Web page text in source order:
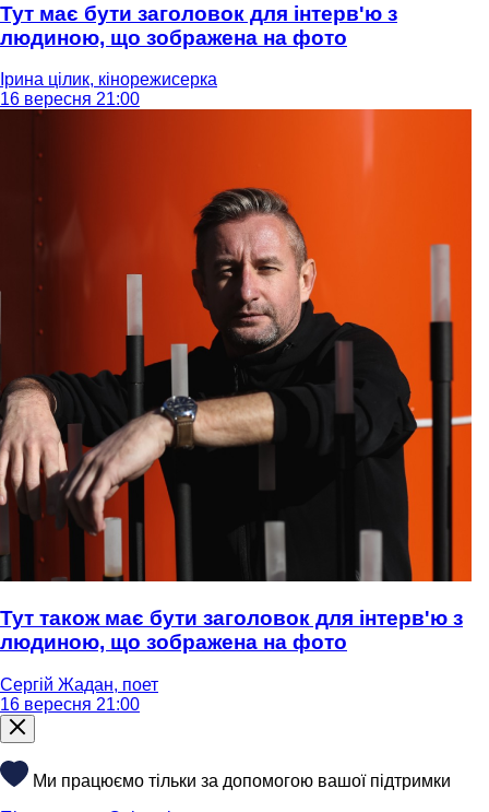
Тут має бути заголовок для інтерв'ю з
людиною, що зображена на фото
Ірина цілик, кінорежисерка
16 вересня 21:00
Тут також має бути заголовок для інтерв'ю з
людиною, що зображена на фото
Сергій Жадан, поет
16 вересня 21:00
Ми працюємо тільки за допомогою вашої підтримки